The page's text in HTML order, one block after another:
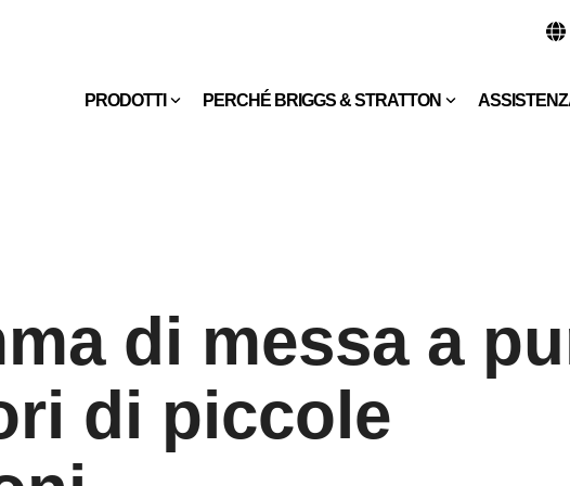
PRODOTTI PERCHÉ BRIGGS & STRATTON
di messa a
di piccole